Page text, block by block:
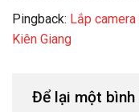
Pingback: Lắp
Kiên Giang
Để lại một bình